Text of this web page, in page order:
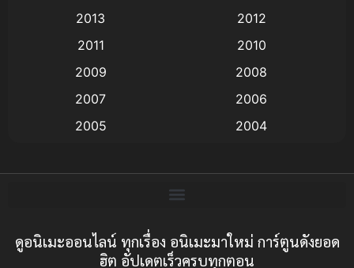
(9)
Big tits (นมใหญ่)
Bitch (ผู้หญิงร่าน)
Bondage (ทาส)(1)
2013
2012
2011
2010
2009
2008
2007
2006
2005
2004
2001
2000
1997
1996
1993
1992
ดูอนิเมะออนไลน์ ทุกเรื่อง อนิเมะมาใหม่ การ์ตูนดังยอด
ฮิต อัปเดตเร็วครบทุกตอน